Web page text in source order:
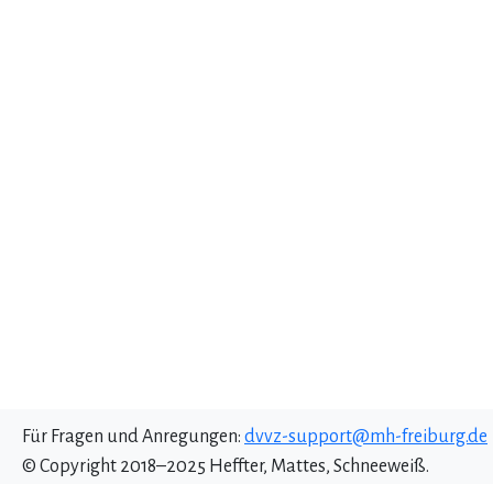
Für Fragen und Anregungen: dvvz-support@mh-freiburg.de
© Copyright 2018–2025 Heffter, Mattes, Schneeweiß.